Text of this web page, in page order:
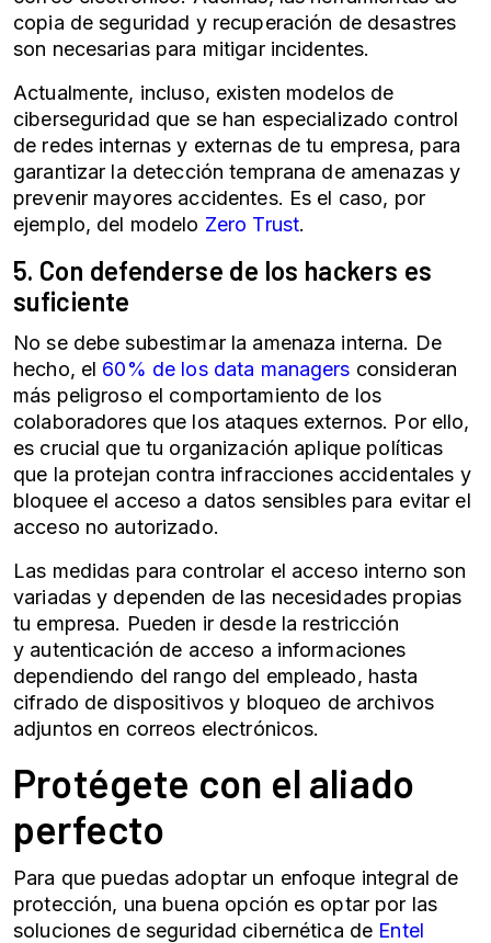
copia de seguridad y recuperación de desastres
son necesarias para mitigar incidentes.
Actualmente, incluso, existen modelos de
ciberseguridad que se han especializado control
de redes internas y externas de tu empresa, para
garantizar la detección temprana de amenazas y
prevenir mayores accidentes. Es el caso, por
ejemplo, del modelo Zero Trust.
5. Con defenderse de los hackers es
suficiente
No se debe subestimar la amenaza interna. De
hecho, el 60% de los data managers consideran
más peligroso el comportamiento de los
colaboradores que los ataques externos. Por ello,
es crucial que tu organización aplique políticas
que la protejan contra infracciones accidentales y
bloquee el acceso a datos sensibles para evitar el
acceso no autorizado.
Las medidas para controlar el acceso interno son
variadas y dependen de las necesidades propias
tu empresa. Pueden ir desde la restricción
y autenticación de acceso a informaciones
dependiendo del rango del empleado, hasta
cifrado de dispositivos y bloqueo de archivos
adjuntos en correos electrónicos.
Protégete con el aliado
perfecto
Para que puedas adoptar un enfoque integral de
protección, una buena opción es optar por las
soluciones de seguridad cibernética de Entel